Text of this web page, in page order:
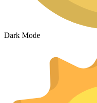
Dark Mode